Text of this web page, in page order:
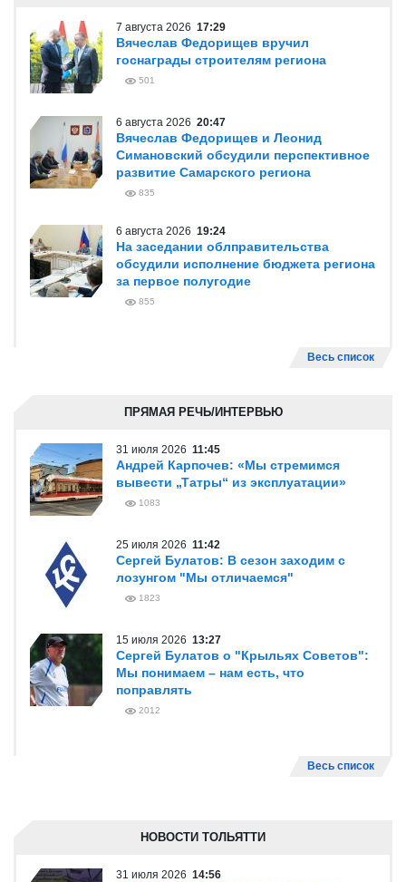
7 августа 2026 17:29
Вячеслав Федорищев вручил
госнаграды строителям региона
501
6 августа 2026 20:47
Вячеслав Федорищев и Леонид
Симановский обсудили перспективное
развитие Самарского региона
835
6 августа 2026 19:24
На заседании облправительства
обсудили исполнение бюджета региона
за первое полугодие
855
Весь список
ПРЯМАЯ РЕЧЬ/ИНТЕРВЬЮ
31 июля 2026 11:45
Андрей Карпочев: «Мы стремимся
вывести „Татры“ из эксплуатации»
1083
25 июля 2026 11:42
Сергей Булатов: В сезон заходим с
лозунгом "Мы отличаемся"
1823
15 июля 2026 13:27
Сергей Булатов о "Крыльях Советов":
Мы понимаем – нам есть, что
поправлять
2012
Весь список
НОВОСТИ ТОЛЬЯТТИ
31 июля 2026 14:56